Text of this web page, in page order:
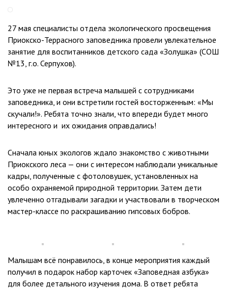
27 мая специалисты отдела экологического просвещения
Приокско-Террасного заповедника провели увлекательное
занятие для воспитанников детского сада «Золушка» (СОШ
№13, г.о. Серпухов).
Это уже не первая встреча малышей с сотрудниками
заповедника, и они встретили гостей восторженным: «Мы
скучали!». Ребята точно знали, что впереди будет много
интересного и их ожидания оправдались!
Сначала юных экологов ждало знакомство с животными
Приокского леса — они с интересом наблюдали уникальные
кадры, полученные с фотоловушек, установленных на
особо охраняемой природной территории. Затем дети
увлеченно отгадывали загадки и участвовали в творческом
мастер-классе по раскрашиванию гипсовых бобров.
Малышам всё понравилось, в конце мероприятия каждый
получил в подарок набор карточек «Заповедная азбука»
для более детального изучения дома. В ответ ребята